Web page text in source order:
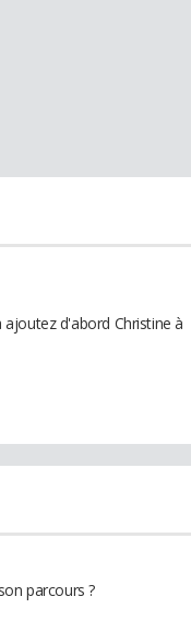
d'abord Christine à
parcours ?